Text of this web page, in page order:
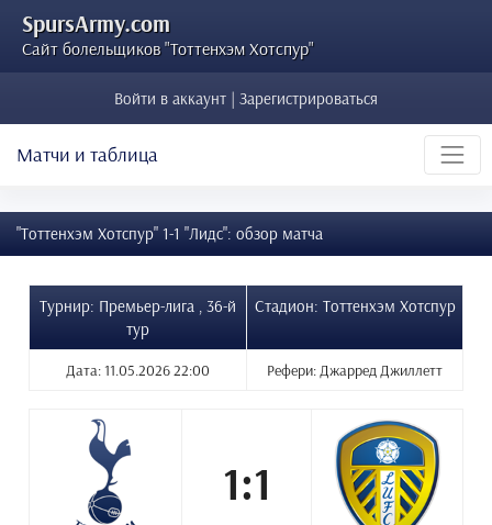
SpursArmy.com
Сайт болельщиков "Тоттенхэм Хотспур"
Войти в аккаунт | Зарегистрироваться
Матчи и таблица
"Тоттенхэм Хотспур" 1-1 "Лидс": обзор матча
Турнир: Премьер-лига , 36-й
тур
Стадион: Тоттенхэм Хотспур
Дата: 11.05.2026 22:00 Рефери: Джарред Джиллетт
1:1